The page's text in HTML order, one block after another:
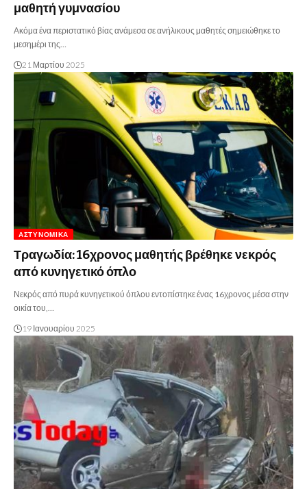
μαθητή γυμνασίου
Ακόμα ένα περιστατικό βίας ανάμεσα σε ανήλικους μαθητές σημειώθηκε το
μεσημέρι της…
21 Μαρτίου 2025
ΑΣΤΥΝΟΜΙΚΆ
Τραγωδία: 16χρονος μαθητής βρέθηκε νεκρός
από κυνηγετικό όπλο
Νεκρός από πυρά κυνηγετικού όπλου εντοπίστηκε ένας 16χρονος μέσα στην
οικία του,…
19 Ιανουαρίου 2025